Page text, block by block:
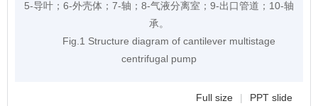
5-导叶；6-外壳体；7-轴；8-气液分离室；9-出口管道；10-轴
承。
Fig.1 Structure diagram of cantilever multistage
centrifugal pump
Full size | PPT slide